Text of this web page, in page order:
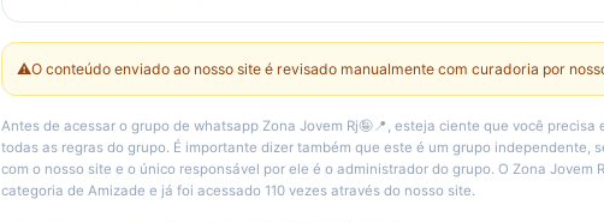
⚠️O conteúdo enviado ao nosso site é revisado manualmente com curadoria por
Antes de acessar o grupo de whatsapp Zona Jovem Rj🤪📍, esteja ciente que você precisa
todas as regras do grupo. É importante dizer também que este é um grupo independente,
com o nosso site e o único responsável por ele é o administrador do grupo. O Zona Jovem
categoria de Amizade e já foi acessado 110 vezes através do nosso site.